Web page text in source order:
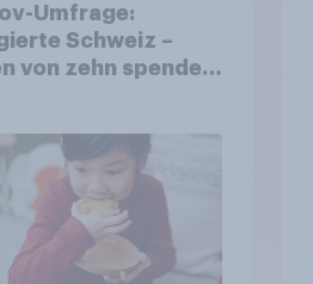
Umfrage:
Schweiz –
von zehn spenden,